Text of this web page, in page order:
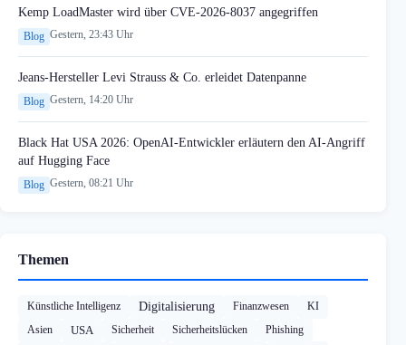
Kemp LoadMaster wird über CVE-2026-8037 angegriffen
Blog Gestern, 23:43 Uhr
Jeans-Hersteller Levi Strauss & Co. erleidet Datenpanne
Blog Gestern, 14:20 Uhr
Black Hat USA 2026: OpenAI-Entwickler erläutern den AI-Angriff
auf Hugging Face
Blog Gestern, 08:21 Uhr
Themen
Künstliche Intelligenz Digitalisierung Finanzwesen
KI
Asien
USA Sicherheit Sicherheitslücken
Phishing